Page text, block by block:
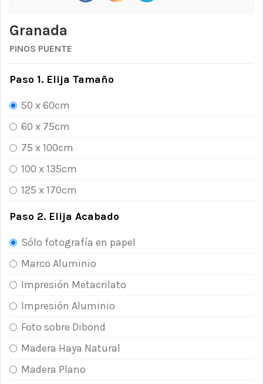
Granada
PINOS PUENTE
Paso 1. Elija Tamaño
50 x 60cm
60 x 75cm
75 x 100cm
100 x 135cm
125 x 170cm
Paso 2. Elija Acabado
Sólo fotografía en papel
Marco Aluminio
Impresión Metacrilato
Impresión Aluminio
Foto sobre Dibond
Madera Haya Natural
Madera Plano